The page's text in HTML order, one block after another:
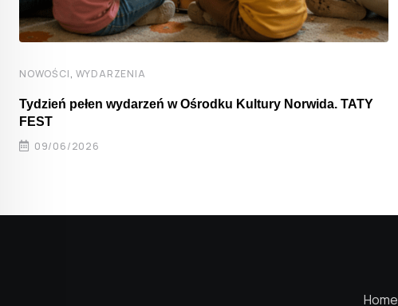
NOWOŚCI WYDARZENIA
Tydzień pełen wydarzeń w Ośrodku Kultury Norwida. TATY
FEST
09/06/2026
Home